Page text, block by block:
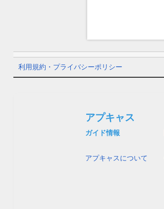
利用規約・プライバシーポリシー
アプキャス
ガイド情報
アプキャスについて